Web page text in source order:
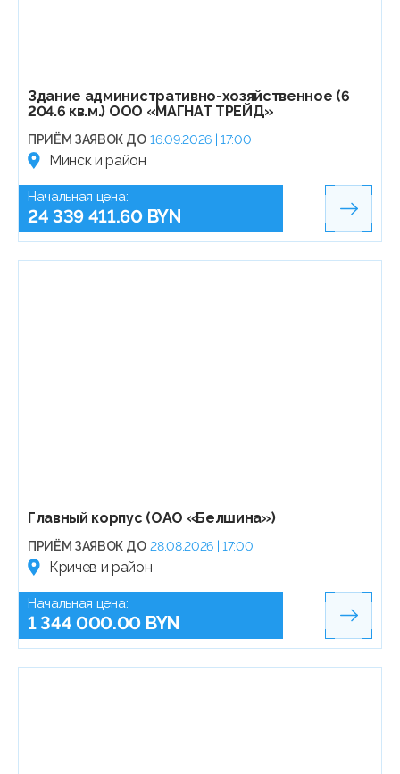
Здание административно-хозяйственное (6
204.6 кв.м.) ООО «МАГНАТ ТРЕЙД»
ПРИЁМ ЗАЯВОК ДО 16.09.2026 | 17:00
Минск и район
Начальная цена:
24 339 411.60 BYN
Главный корпус (ОАО «Белшина»)
ПРИЁМ ЗАЯВОК ДО 28.08.2026 | 17:00
Кричев и район
Начальная цена:
1 344 000.00 BYN